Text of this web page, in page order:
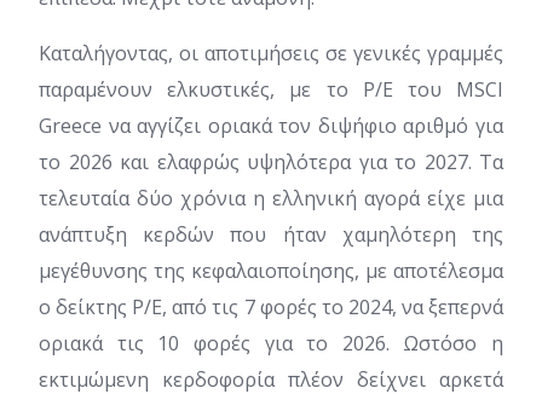
Καταλήγοντας, οι αποτιμήσεις σε γενικές γραμμές
παραμένουν ελκυστικές, με το P/E του MSCI
Greece να αγγίζει οριακά τον διψήφιο αριθμό για
το 2026 και ελαφρώς υψηλότερα για το 2027. Τα
τελευταία δύο χρόνια η ελληνική αγορά είχε μια
ανάπτυξη κερδών που ήταν χαμηλότερη της
μεγέθυνσης της κεφαλαιοποίησης, με αποτέλεσμα
ο δείκτης P/E, από τις 7 φορές το 2024, να ξεπερνά
οριακά τις 10 φορές για το 2026. Ωστόσο η
εκτιμώμενη κερδοφορία πλέον δείχνει αρκετά